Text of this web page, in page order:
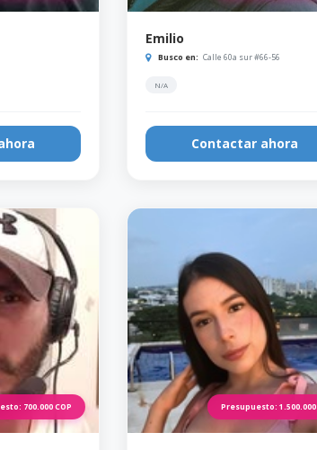
Emilio
Busco en: Calle 60a sur #66-56
N/A
Contactar ahora
700.000COP Presupuesto: 1.500.000